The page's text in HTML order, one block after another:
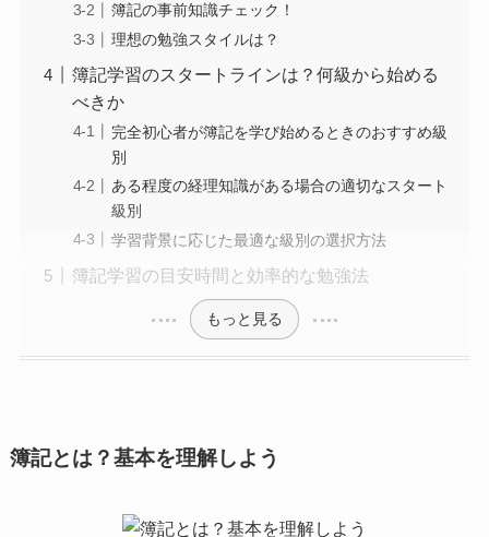
簿記の事前知識チェック！
理想の勉強スタイルは？
簿記学習のスタートラインは？何級から始める
べきか
完全初心者が簿記を学び始めるときのおすすめ級
別
ある程度の経理知識がある場合の適切なスタート
級別
学習背景に応じた最適な級別の選択方法
簿記学習の目安時間と効率的な勉強法
もっと見る
簿記とは？基本を理解しよう